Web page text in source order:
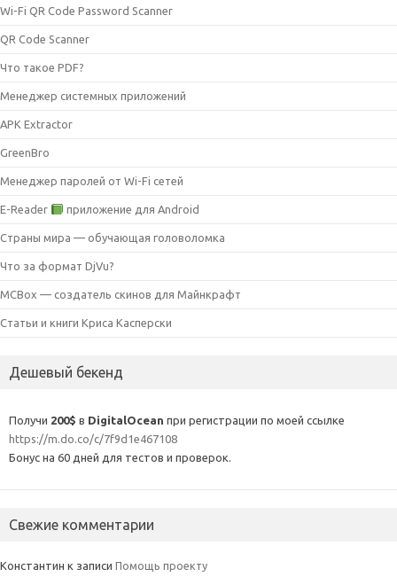
Wi-Fi QR Code Password Scanner
QR Code Scanner
Что такое PDF?
Менеджер системных приложений
APK Extractor
GreenBro
Менеджер паролей от Wi-Fi сетей
E-Reader приложение для Android
Страны мира — обучающая головоломка
Что за формат DjVu?
MCBox — создатель скинов для Майнкрафт
Статьи и книги Криса Касперски
Дешевый бекенд
Получи 200$ в DigitalOcean при регистрации по моей ссылке
https://m.do.co/c/7f9d1e467108
Бонус на 60 дней для тестов и проверок.
Свежие комментарии
Константин к записи Помощь проекту